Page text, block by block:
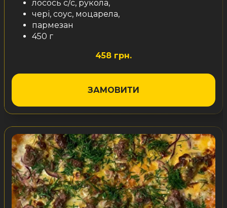
лосось с/с, рукола,
чері, соус, моцарела,
пармезан
450 г
458 грн.
ЗАМОВИТИ